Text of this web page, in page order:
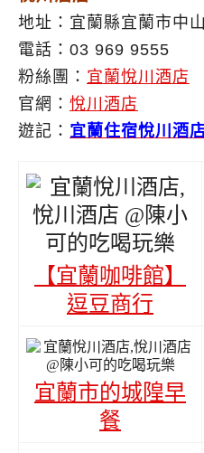
地址：宜蘭縣宜蘭市中
電話：03 969 9555
粉絲團： 宜蘭悅川酒店
官網： 悅川酒店
遊記： 宜蘭住宿悅川酒
【宜蘭咖啡館】
逗豆商行
宜蘭市的城隍早
餐